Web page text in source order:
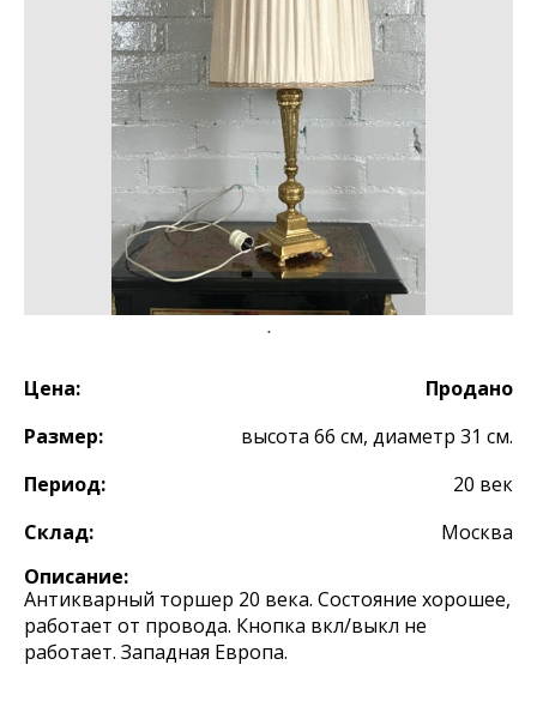
Цена:
Продано
Размер:
высота 66 см, диаметр 31 см.
Период:
20 век
Склад:
Москва
Описание:
Антикварный торшер 20 века. Состояние хорошее,
работает от провода. Кнопка вкл/выкл не
работает. Западная Европа.